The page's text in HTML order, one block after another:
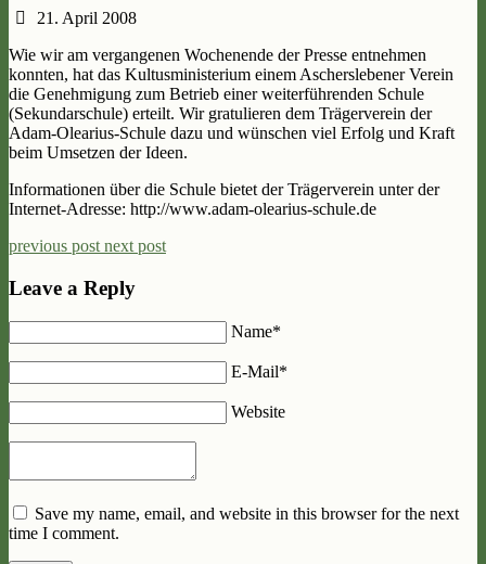
21. April 2008
Wie wir am vergangenen Wochenende der Presse entnehmen
konnten, hat das Kultusministerium einem Ascherslebener Verein
die Genehmigung zum Betrieb einer weiterführenden Schule
(Sekundarschule) erteilt. Wir gratulieren dem Trägerverein der
Adam-Olearius-Schule dazu und wünschen viel Erfolg und Kraft
beim Umsetzen der Ideen.
Informationen über die Schule bietet der Trägerverein unter der
Internet-Adresse: http://www.adam-olearius-schule.de
previous postnext post
Leave a Reply
Name*
E-Mail*
Website
Save my name, email, and website in this browser for the next
time I comment.